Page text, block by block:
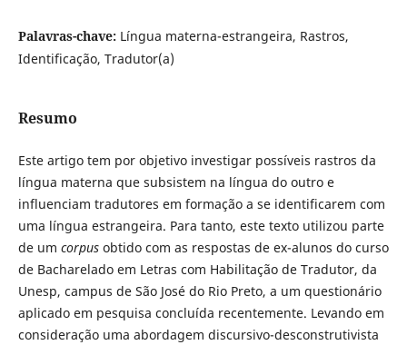
Palavras-chave: Língua materna-estrangeira, Rastros,
Identificação, Tradutor(a)
Resumo
Este artigo tem por objetivo investigar possíveis rastros da
língua materna que subsistem na língua do outro e
influenciam tradutores em formação a se identificarem com
uma língua estrangeira. Para tanto, este texto utilizou parte
de um corpus obtido com as respostas de ex-alunos do curso
de Bacharelado em Letras com Habilitação de Tradutor, da
Unesp, campus de São José do Rio Preto, a um questionário
aplicado em pesquisa concluída recentemente. Levando em
consideração uma abordagem discursivo-desconstrutivista